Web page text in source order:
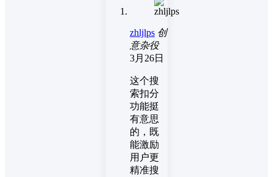
zhljlps 创
意杂役
3月26日
这个搜
索扣分
功能挺
有意思
的，既
能激励
用户更
精准搜